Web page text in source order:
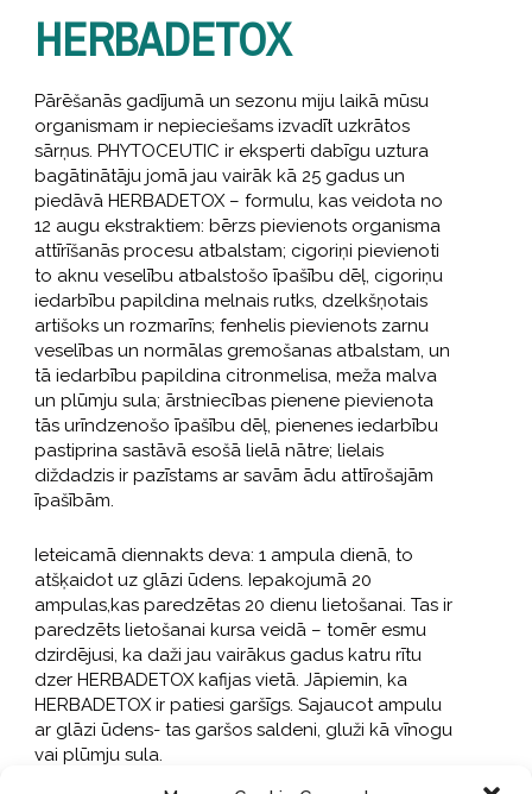
HERBADETOX
Pārēšanās gadījumā un sezonu miju laikā mūsu
organismam ir nepieciešams izvadīt uzkrātos
sārņus. PHYTOCEUTIC ir eksperti dabīgu uztura
bagātinātāju jomā jau vairāk kā 25 gadus un
piedāvā HERBADETOX – formulu, kas veidota no
12 augu ekstraktiem: bērzs pievienots organisma
attīrīšanās procesu atbalstam; cigoriņi pievienoti
to aknu veselību atbalstošo īpašību dēļ, cigoriņu
iedarbību papildina melnais rutks, dzelkšņotais
artišoks un rozmarīns; fenhelis pievienots zarnu
veselības un normālas gremošanas atbalstam, un
tā iedarbību papildina citronmelisa, meža malva
un plūmju sula; ārstniecības pienene pievienota
tās urīndzenošo īpašību dēļ, pienenes iedarbību
pastiprina sastāvā esošā lielā nātre; lielais
diždadzis ir pazīstams ar savām ādu attīrošajām
īpašībām.
Ieteicamā diennakts deva: 1 ampula dienā, to
atšķaidot uz glāzi ūdens. Iepakojumā 20
ampulas,kas paredzētas 20 dienu lietošanai. Tas ir
paredzēts lietošanai kursa veidā – tomēr esmu
dzirdējusi, ka daži jau vairākus gadus katru rītu
dzer HERBADETOX kafijas vietā. Jāpiemin, ka
HERBADETOX ir patiesi garšīgs. Sajaucot ampulu
ar glāzi ūdens- tas garšos saldeni, gluži kā vīnogu
vai plūmju sula.